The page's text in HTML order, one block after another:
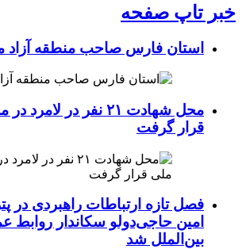
خبر تاپ صفحه
استان فارس صاحب منطقه
محل شهادت ۲۱ نفر در
قرار گرفت
فصل تازه ارتباطات راهبردی در
امین حاجی‌دولو سکاندار روابط
بین‌الملل شد